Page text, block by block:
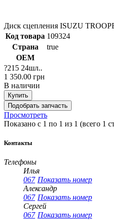
Диск сцепления ISUZU
Код товара 109324
Страна
true
ОЕМ
?215 24шл..
1 350.00 грн
В наличии
Купить
Подобрать запчасть
Просмотреть
Показано с 1 по 1 из 1 (всего 1
Контакты
Телефоны
Илья
067 Показать номер
Александр
067 Показать номер
Сергей
067 Показать номер